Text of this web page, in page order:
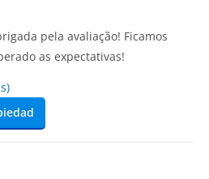
pela avaliação! Ficamos
as expectativas!